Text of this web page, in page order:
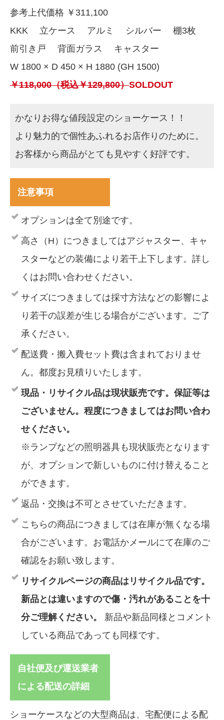
参考上代価格 ￥311,100
KKK 立ケース アルミ シルバー 棚3枚
前引き戸 背面ガラス キャスター
W 1800 × D 450 × H 1880 (GH 1500)
￥118,000（税込￥129,800）SOLDOUT
かなりお得な値段設定のショーケース！！
より魅力的で個性あふれるお店作りのために。
お客様から商品がとても見やすく好評です。
注意事項
オプションは全て別途です。
高さ（H）につきましてはアジャスター、キャ
スターなどの装備により若干上下します。詳し
くはお問い合わせください。
サイズにつきましては採寸方法などの影響によ
り若干の誤差が生じる場合がございます。ご了
承ください。
配送費・搬入費セット費は含まれておりませ
ん。都度お見積りいたします。
現品・リサイクル品は現状販売です。保証等は
ございません。程度につきましてはお問い合わ
せください。
※ランプなどの照明器具も現状販売となります
が、オプションで新しいものに付け替えること
ができます。
返品・交換は不可とさせていただきます。
こちらの商品につきましては在庫が無くなる場
合がございます。お電話かメールにて在庫のご
確認をお願い致します。
リサイクルページの商品はリサイクル品です。
新品とは違いますので傷・汚れがあることを十
分ご理解ください。
新品や新品同様とコメント
している商品であっても同様です。
自社便及び運送業者
による配送の詳細
ショーケースなどの大型商品は、宅配便による配